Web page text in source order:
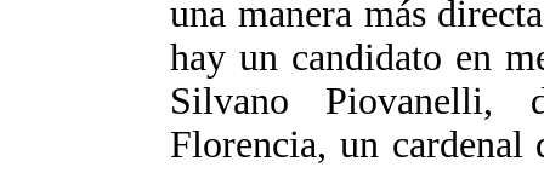
una manera más
hay un candidato en
Silvano Piovanelli,
Florencia, un cardenal